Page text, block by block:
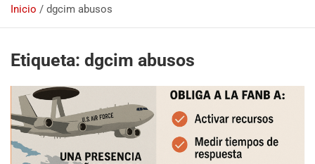
Inicio dgcim abusos
Etiqueta: dgcim abusos